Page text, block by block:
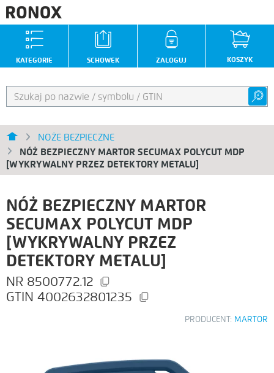
ZALOGUJ KOSZYK
SCHOWEK
KATEGORIE
NOŻE BEZPIECZNE
NÓŻ BEZPIECZNY MARTOR SECUMAX POLYCUT MDP
[WYKRYWALNY PRZEZ DETEKTORY METALU]
NÓŻ BEZPIECZNY MARTOR
SECUMAX POLYCUT MDP
[WYKRYWALNY PRZEZ
DETEKTORY METALU]
8500772.12
4002632801235
PRODUCENT: MARTOR